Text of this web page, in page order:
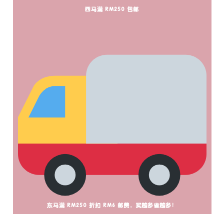
西马满 RM250 包邮
东马满 RM250 折扣 RM6 邮费，买越多省越多！